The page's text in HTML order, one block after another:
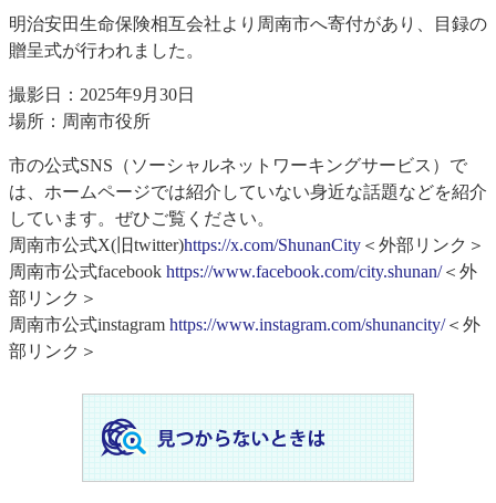
明治安田生命保険相互会社より周南市へ寄付があり、目録の
贈呈式が行われました。
撮影日：2025年9月30日
場所：周南市役所
市の公式SNS（ソーシャルネットワーキングサービス）で
は、ホームページでは紹介していない身近な話題などを紹介
しています。ぜひご覧ください。
周南市公式X(旧twitter)https://x.com/ShunanCity ＜外部リンク＞
周南市公式facebook https://www.facebook.com/city.shunan/＜外
部リンク＞
周南市公式instagram https://www.instagram.com/shunancity/＜外
部リンク＞